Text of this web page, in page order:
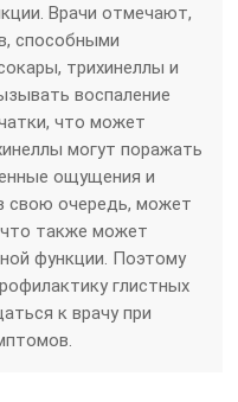
Врачи отмечают,
способными
трихинеллы и
воспаление
что может
могут поражать
ощущения и
свою очередь, может
что также может
функции. Поэтому
глистных
к врачу при